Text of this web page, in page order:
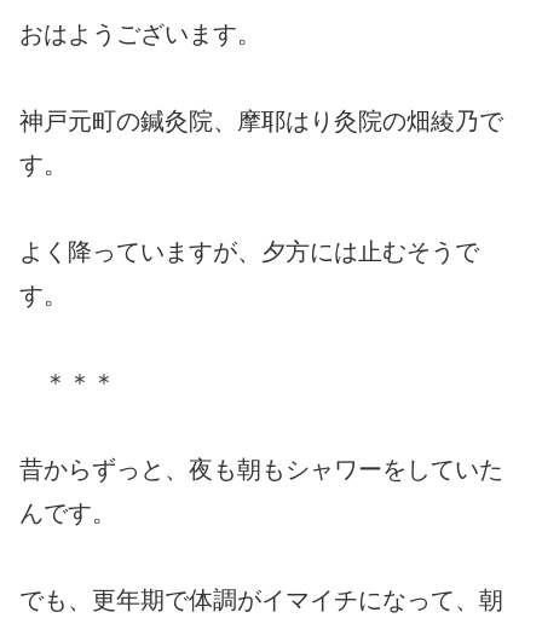
おはようございます。
神戸元町の鍼灸院、摩耶はり灸院の畑綾乃で
す。
よく降っていますが、夕方には止むそうで
す。
＊＊＊
昔からずっと、夜も朝もシャワーをしていた
んです。
でも、更年期で体調がイマイチになって、朝